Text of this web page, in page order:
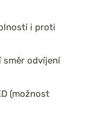
i proti
směr odvíjení
(možnost